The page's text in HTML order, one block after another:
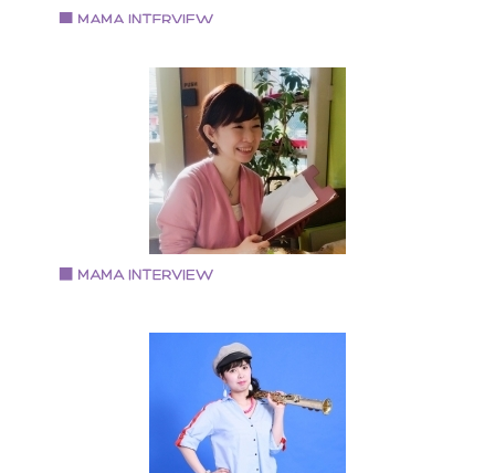
稲葉 恵さん
管理栄養士 食育教室『いなほ』主宰
神戸学院大学栄養学部を卒業 管理栄養士 調理師 2児
の母 健康診断の個人栄養指導実績あり 栄養コンシェル
ュ(R)二つ星 鶴見緑地広報誌お弁当レシピ連載。 大阪
浪速区の全小学校での食育講師経験あり。 食育教室「
なほ」主宰 い いのちをつなぐ 生きる力をつける食
な なかよく食卓を囲む食育 ほ ほんものの味を知り
感を育む食育
三品 佳代さん
メイクを通して、人生の脚本を描く専門家
1971年生まれ 京都府京都市出身 ・認定メイクセラピ
ト（京都唯一 2019年2月時点） ・対人スキルトレーナ
・舞台女優歴約30年 メイクと心理学が融合されたメイ
セラピー（お化粧療法）と、対人スキル、舞台女優が